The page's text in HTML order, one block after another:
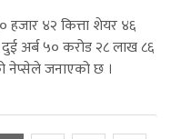
हजार ४२ कित्ता शेयर ४६
अर्ब ५० करोड २८ लाख ८६
नेप्सेले जनाएको छ ।